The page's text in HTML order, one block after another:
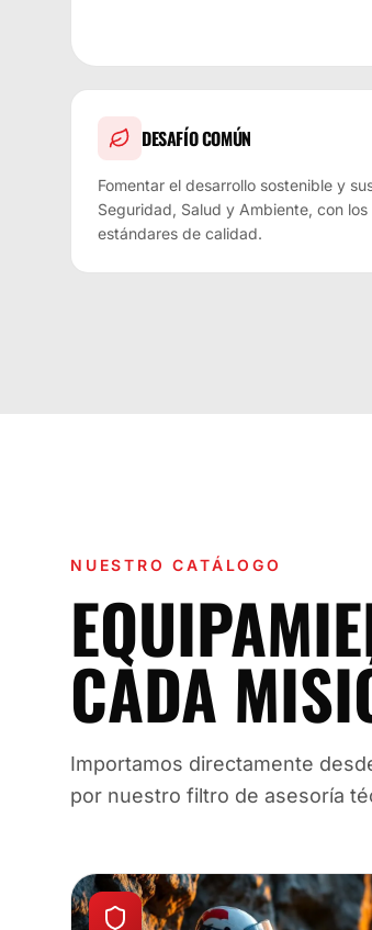
DESAFÍO COMÚN
Fomentar el desarrollo sostenible y
Seguridad, Salud y Ambiente, con los
estándares de calidad.
NUESTRO CATÁLOGO
CADA
Importamos directamente
por nuestro filtro de asesoría